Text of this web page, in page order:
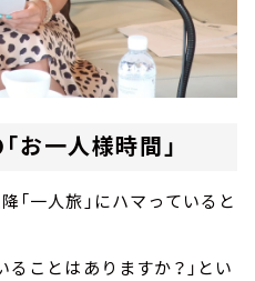
お一人様時間」
「一人旅」にハマっていると
ることはありますか？」とい